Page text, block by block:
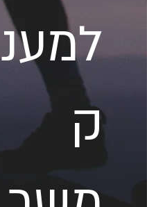
למענ
ק